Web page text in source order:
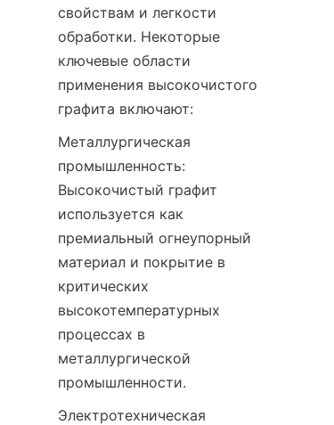
свойствам и легкости
обработки. Некоторые
ключевые области
применения высокочистого
графита включают:
Металлургическая
промышленность:
Высокочистый графит
используется как
премиальный огнеупорный
материал и покрытие в
критических
высокотемпературных
процессах в
металлургической
промышленности.
Электротехническая